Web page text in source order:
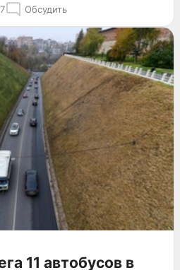
Обсудить
11 автобусов в